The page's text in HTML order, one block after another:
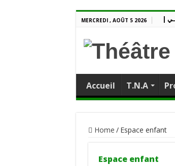
MERCREDI , AOÛT 5 2026
Accueil T.N.A
Home / Espace enfant
Espace enfant